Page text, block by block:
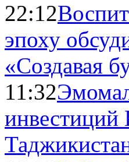
22:12
эпоху
«Создавая
11:32
инвестиций